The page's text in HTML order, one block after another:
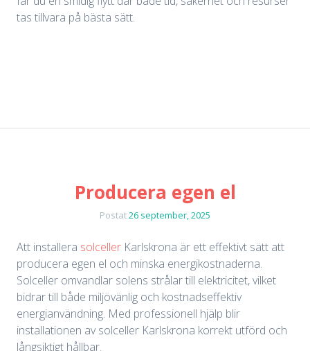
tas tillvara på bästa sätt.
Producera egen el
Postat26 september, 2025
Att installera solceller Karlskrona är ett effektivt sätt att
producera egen el och minska energikostnaderna.
Solceller omvandlar solens strålar till elektricitet, vilket
bidrar till både miljövänlig och kostnadseffektiv
energianvändning. Med professionell hjälp blir
installationen av solceller Karlskrona korrekt utförd och
långsiktigt hållbar.